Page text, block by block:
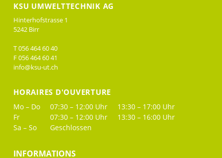
KSU UMWELTTECHNIK AG
Hinterhofstrasse 1
5242 Birr
T 056 464 60 40
F 056 464 60 41
info@ksu-ut.ch
HORAIRES D'OUVERTURE
Mo – Do 07:30 – 12:00 Uhr
13:30 – 17:00 Uhr
Fr
07:30 – 12:00 Uhr
13:30 – 16:00 Uhr
Sa – So
Geschlossen
INFORMATIONS